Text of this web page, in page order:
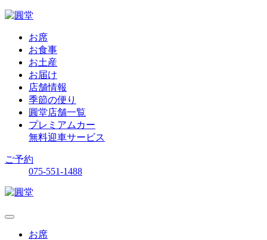
お席
お食事
お土産
お届け
店舗情報
季節の便り
圓堂店舗一覧
プレミアムカー
無料迎車サービス
ご予約
075-551-1488
お席